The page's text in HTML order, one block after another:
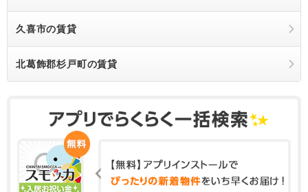
久喜市の賃貸
北葛飾郡杉戸町の賃貸